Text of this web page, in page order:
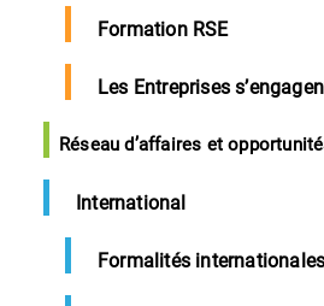
Formation RSE
Les Entreprises
Réseau d’affaires et
International
Formalités internationales
Formation pour
suppléants du
Référence
Prix